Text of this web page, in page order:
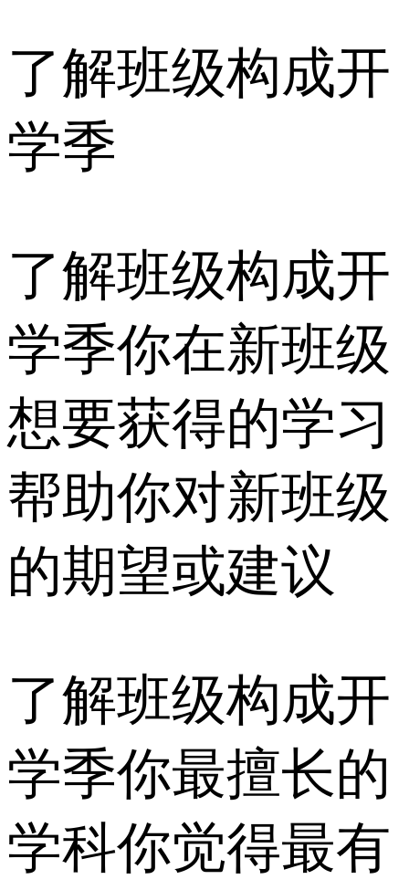
了解班级构成开
学季
了解班级构成开
学季你在新班级
想要获得的学习
帮助你对新班级
的期望或建议
了解班级构成开
学季你最擅长的
学科你觉得最有